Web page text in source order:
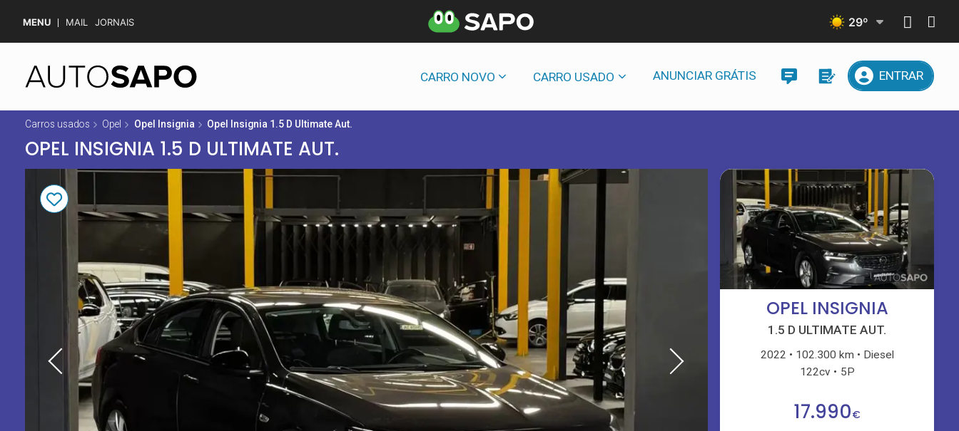
MENU MAIL JORNAIS 29º
CARRO NOVO CARRO USADO ANUNCIAR GRÁTIS ENTRAR
Carros usados Opel Opel Insignia Opel Insignia 1.5 D Ultimate Aut.
OPEL INSIGNIA 1.5 D ULTIMATE AUT.
OPEL INSIGNIA
1.5 D ULTIMATE AUT.
2022 102.300 km
Diesel
122cv
5P
17.990€